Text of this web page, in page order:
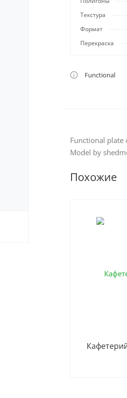
Текстура
Формат
Перекраска
Functional
Functional plate
Model by
Похожие